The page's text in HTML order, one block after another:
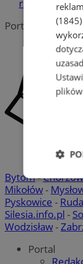
reklama
Portal należy do
Bytom-Chorzów
Mikołów-
Pyskowice -
Silesia.info.pl -
Wodzisław-
Portal
(1845)